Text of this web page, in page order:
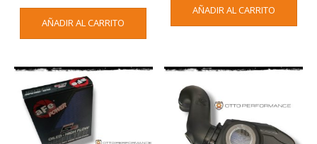
AÑADIR AL CARRITO
AÑADIR AL CARRITO